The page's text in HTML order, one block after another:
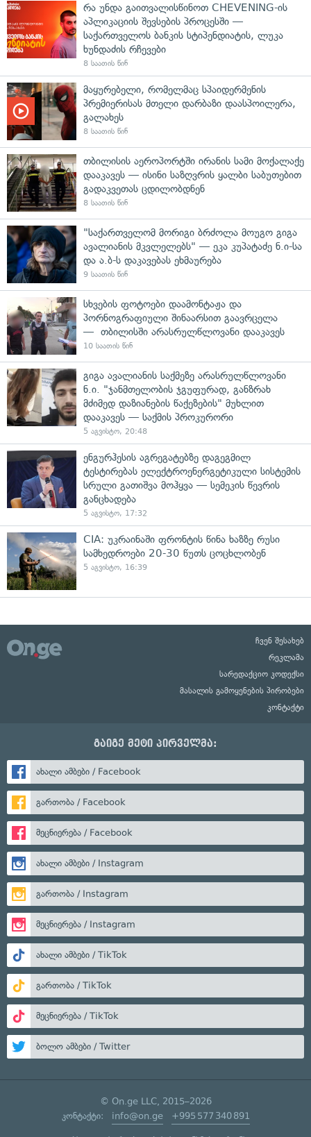
რა უნდა გაითვალისწინოთ CHEVENING-ის
აპლიკაციის შევსების პროცესში —
საქართველოს ბანკის სტიპენდიატის, ლუკა
ხუნდაძის რჩევები
8 საათის წინ
მაყურებელი, რომელმაც სპაიდერმენის
პრემიერისას მთელი დარბაზი დაასპოილერა,
გალახეს
8 საათის წინ
თბილისის აეროპორტში ირანის სამი მოქალაქე
დააკავეს — ისინი საზღვრის ყალბი საბუთებით
გადაკვეთას ცდილობდნენ
8 საათის წინ
"საქართველომ მორიგი ბრძოლა მოუგო გიგა
ავალიანის მკვლელებს" — ეკა კუპატაძე ნ.ი-სა
და ა.ბ-ს დაკავებას ეხმაურება
9 საათის წინ
სხვების ფოტოები დაამონტაჟა და
პორნოგრაფიული შინაარსით გაავრცელა
— თბილისში არასრულწლოვანი დააკავეს
10 საათის წინ
გიგა ავალიანის საქმეზე არასრულწლოვანი
ნ.ი. "ჯანმთელობის ჯგუფურად, განზრახ
მძიმედ დაზიანების წაქეზების" მუხლით
დააკავეს — საქმის პროკურორი
5 აგვისტო, 20:48
ენგურჰესის აგრეგატებზე დაგეგმილ
ტესტირებას ელექტროენერგეტიკული სისტემის
სრული გათიშვა მოჰყვა — სემეკის წევრის
განცხადება
5 აგვისტო, 17:32
CIA: უკრაინაში ფრონტის წინა ხაზზე რუსი
სამხედროები 20-30 წუთს ცოცხლობენ
5 აგვისტო, 16:39
ჩვენ შესახებ
რეკლამა
სარედაქციო კოდექსი
მასალის გამოყენების პირობები
კონტაქტი
გაიგე მეტი პირველმა:
ახალი ამბები / Facebook
გართობა / Facebook
მეცნიერება / Facebook
ახალი ამბები / Instagram
გართობა / Instagram
მეცნიერება / Instagram
ახალი ამბები / TikTok
გართობა / TikTok
მეცნიერება / TikTok
ბოლო ამბები / Twitter
© On.ge LLC, 2015–2026
კონტაქტი: info@on.ge +995 577 340 891